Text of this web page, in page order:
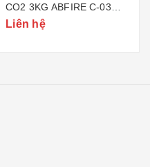
CO2 3KG ABFIRE C-03
(TEM BỘ CÔNG AN)
Liên hệ